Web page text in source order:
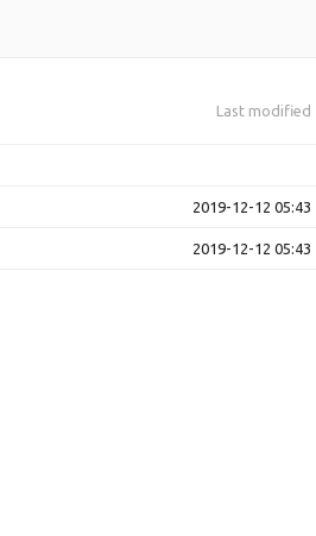
Last modified
2019-12-12 05:43
2019-12-12 05:43